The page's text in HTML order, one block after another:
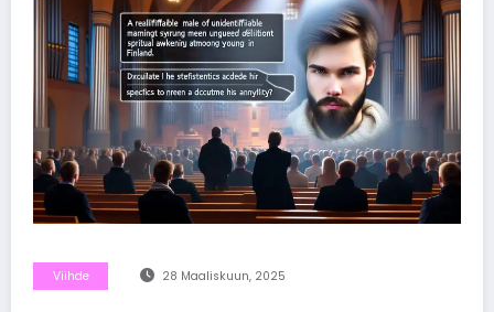
Viihde 28 Maaliskuun, 2025